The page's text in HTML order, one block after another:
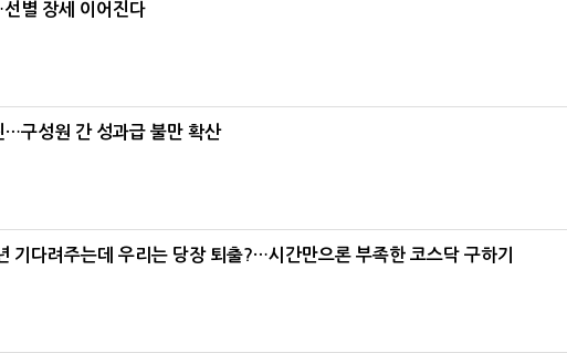
별 장세 이어진다
…구성원 간 성과급 불만 확산
다려주는데 우리는 당장 퇴출?…시간만으론 부족한 코스닥 구하기